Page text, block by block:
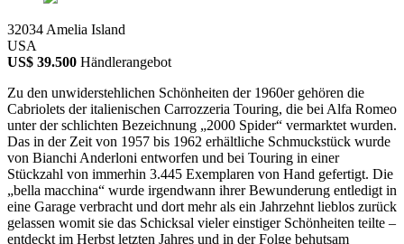
32034 Amelia Island
USA
US$ 39.500 Händlerangebot
Zu den unwiderstehlichen Schönheiten der 1960er gehören die
Cabriolets der italienischen Carrozzeria Touring, die bei Alfa Romeo
unter der schlichten Bezeichnung „2000 Spider“ vermarktet wurden.
Das in der Zeit von 1957 bis 1962 erhältliche Schmuckstück wurde
von Bianchi Anderloni entworfen und bei Touring in einer
Stückzahl von immerhin 3.445 Exemplaren von Hand gefertigt. Die
„bella macchina“ wurde irgendwann ihrer Bewunderung entledigt in
eine Garage verbracht und dort mehr als ein Jahrzehnt lieblos zurück
gelassen womit sie das Schicksal vieler einstiger Schönheiten teilte –
entdeckt im Herbst letzten Jahres und in der Folge behutsam